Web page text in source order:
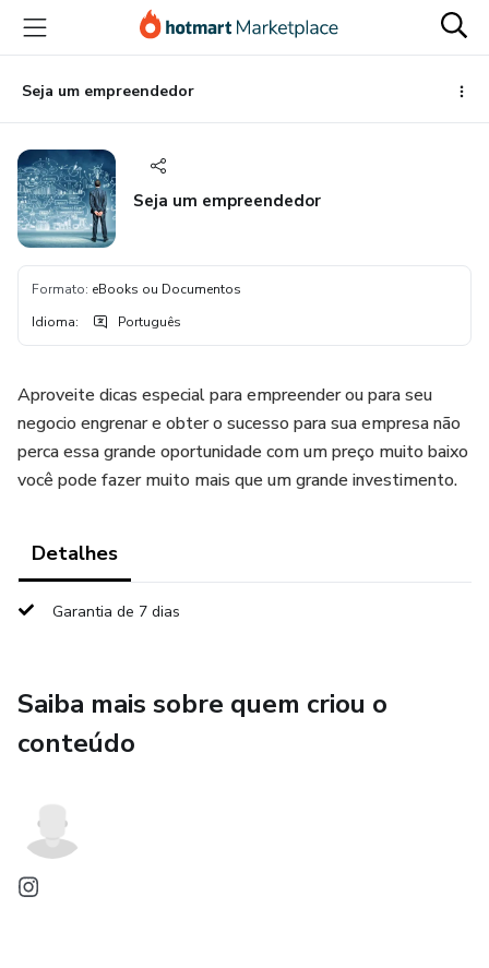
para
conteúdo
principal
para
pagamento
para
rodapé
Seja um empreendedor
Seja um empreendedor
Formato: eBooks ou Documentos
Idioma: Português
Aproveite dicas especial para empreender ou para seu
negocio engrenar e obter o sucesso para sua empresa não
perca essa grande oportunidade com um preço muito baixo
você pode fazer muito mais que um grande investimento.
Detalhes
Garantia de 7 dias
Saiba mais sobre quem criou o
conteúdo